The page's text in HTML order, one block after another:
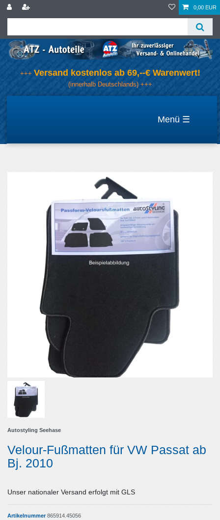
0,00 EUR
+++ Versand kostenlos ab 69,--€ Warenwert!
(innerhalb Deutschlands) +++
☰
Autostyling Seehase
Velour-Fußmatten für VW Passat ab
Bj. 2010
Unser nationaler Versand erfolgt mit GLS
Artikelnummer865914.45056